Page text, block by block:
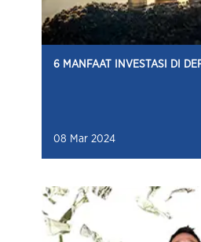
6 MANFAAT INVESTASI DI
08 Mar 2024